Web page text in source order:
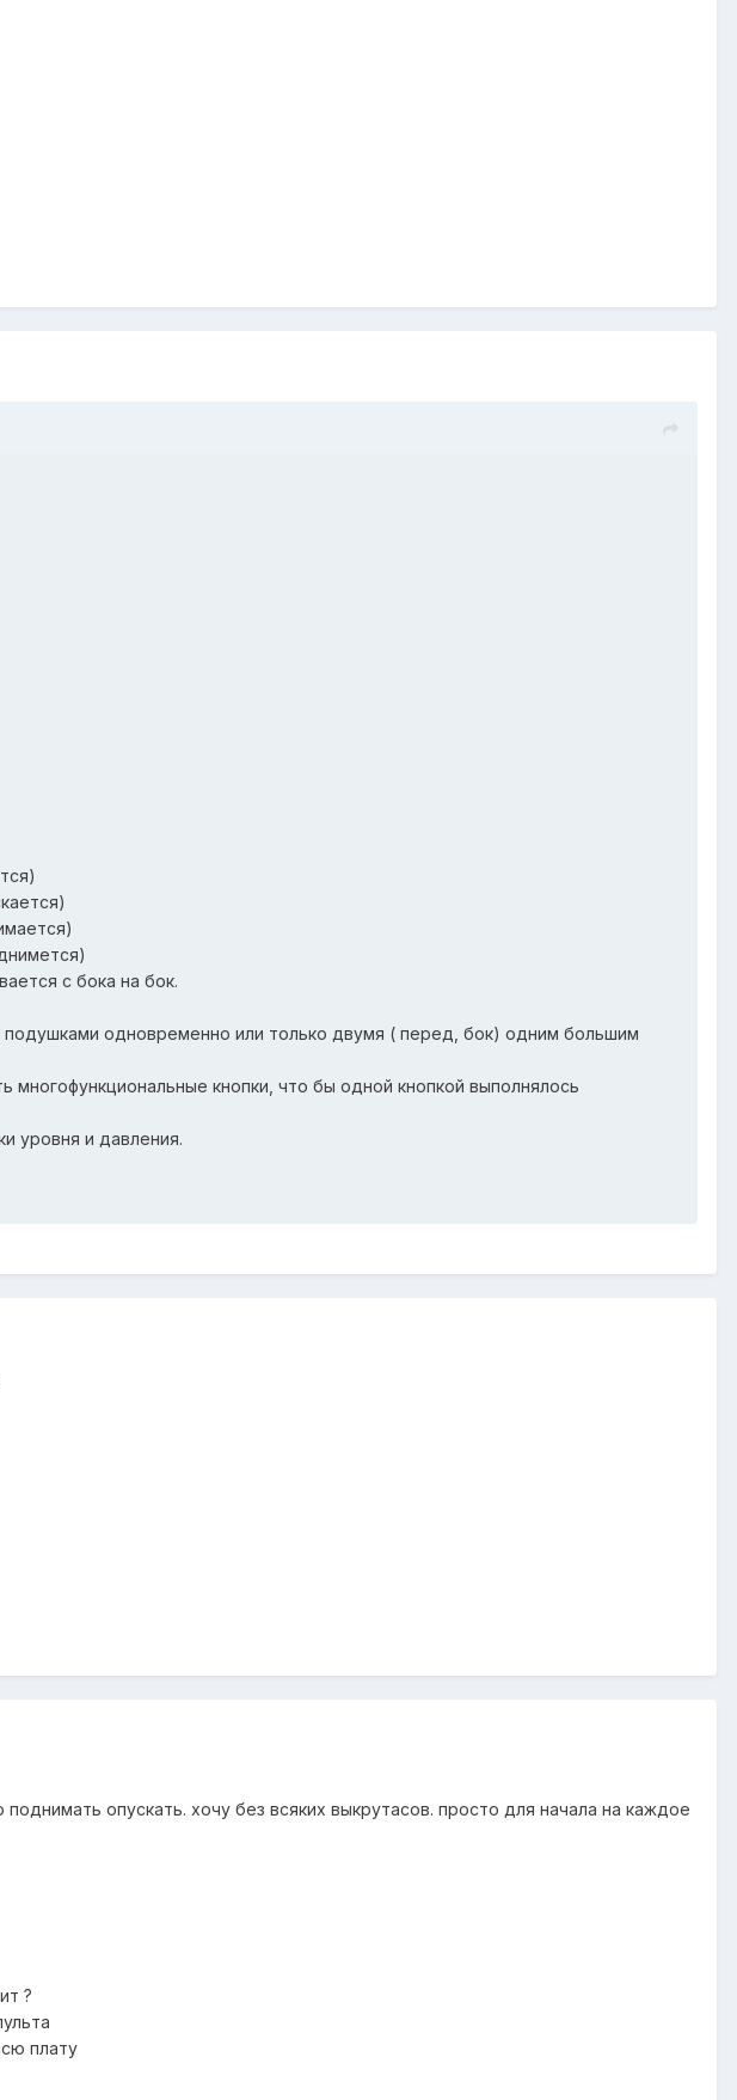
с бока на бок.
одновременно или только двумя ( перед, бок) одним большим
кнопки, что бы одной кнопкой выполнялось
уровня и давления.
опускать. хочу без всяких выкрутасов. просто для начала на каждое
?
плату